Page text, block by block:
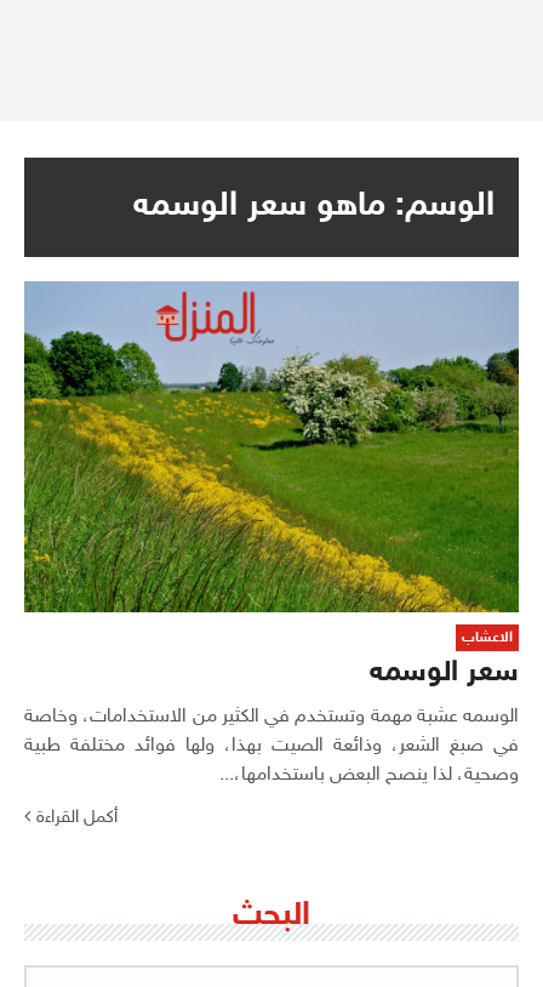
الوسم: ماهو سعر الوسمه
الاعشاب
سعر الوسمه
الوسمه عشبة مهمة وتستخدم في الكثير من الاستخدامات، وخاصة
في صبغ الشعر، وذائعة الصيت بهذا، ولها فوائد مختلفة طبية
وصحية، لذا ينصح البعض باستخدامها،...
أكمل القراءة
البحث